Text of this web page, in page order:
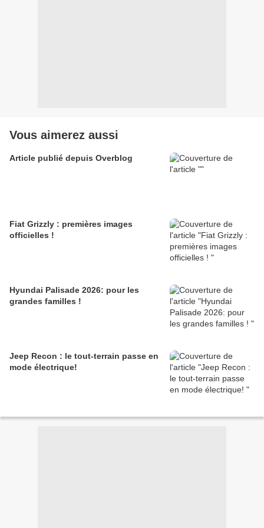
Vous aimerez aussi
Article publié depuis Overblog
Fiat Grizzly : premières images
officielles !
Hyundai Palisade 2026: pour les
grandes familles !
Jeep Recon : le tout-terrain passe en
mode électrique!